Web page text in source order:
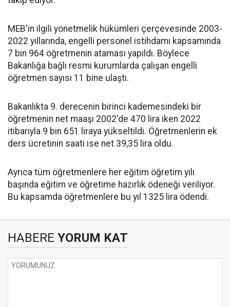
MEB'in ilgili yönetmelik hükümleri çerçevesinde 2003-
2022 yıllarında, engelli personel istihdamı kapsamında
7 bin 964 öğretmenin ataması yapıldı. Böylece
Bakanlığa bağlı resmi kurumlarda çalışan engelli
öğretmen sayısı 11 bine ulaştı.
Bakanlıkta 9. derecenin birinci kademesindeki bir
öğretmenin net maaşı 2002'de 470 lira iken 2022
itibarıyla 9 bin 651 liraya yükseltildi. Öğretmenlerin ek
ders ücretinin saati ise net 39,35 lira oldu.
Ayrıca tüm öğretmenlere her eğitim öğretim yılı
başında eğitim ve öğretime hazırlık ödeneği veriliyor.
Bu kapsamda öğretmenlere bu yıl 1325 lira ödendi.
HABERE YORUM KAT